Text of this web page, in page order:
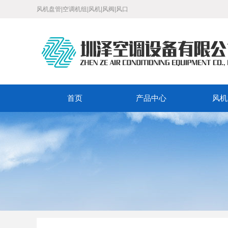
风机盘管|空调机组|风机|风阀|风口
首页 产品中心 风